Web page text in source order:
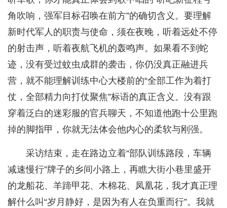
角吹响，强军目标召唤在前方”的确切含义。要理解
新时代军人的职责与使命，须在夜晚，听着远处不停
的射击声，听着夜航飞机的轰鸣声。如果看不到蛇
迹，没有受过蚊虫成群的袭击，你仍没真正融进兵
营，就不能理解训练中心大楼前的“全部工作为着打
仗，全部精力向打仗聚焦”标语的真正含义。没有跟
穿着泛白的迷彩服的官兵聊天，不知道他跑十公里跑
掉的脚指甲，你就无法体会他内心的柔软与刚强。
采访结束，走在路边立着“部队训练路段，车辆
减速慢行”牌子的乡间小路上，再瞧大街小巷里盛开
的龙船花、羊蹄甲花、木棉花、凤凰花，我才真正理
解什么叫“岁月静好，是因为有人在负重而行”。我就